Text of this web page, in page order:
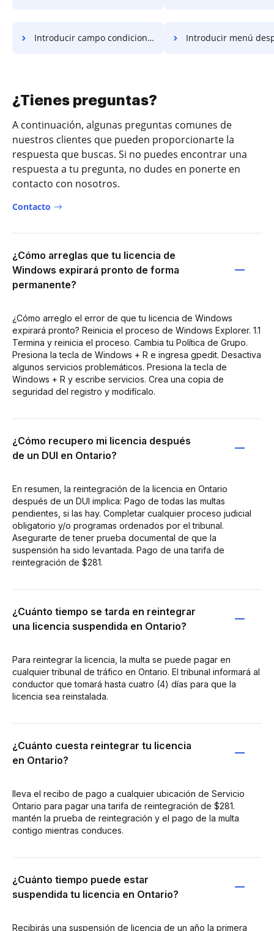
Introducir campo condicional papel Introducir menú
¿Tienes preguntas?
A continuación, algunas preguntas comunes de
nuestros clientes que pueden proporcionarte la
respuesta que buscas. Si no puedes encontrar una
respuesta a tu pregunta, no dudes en ponerte en
contacto con nosotros.
Contacto
¿Cómo arreglas que tu licencia de
Windows expirará pronto de forma
permanente?
¿Cómo arreglo el error de que tu licencia de Windows
expirará pronto? Reinicia el proceso de Windows Explorer. 1.1
Termina y reinicia el proceso. Cambia tu Política de Grupo.
Presiona la tecla de Windows + R e ingresa gpedit. Desactiva
algunos servicios problemáticos. Presiona la tecla de
Windows + R y escribe servicios. Crea una copia de
seguridad del registro y modifícalo.
¿Cómo recupero mi licencia después
de un DUI en Ontario?
En resumen, la reintegración de la licencia en Ontario
después de un DUI implica: Pago de todas las multas
pendientes, si las hay. Completar cualquier proceso judicial
obligatorio y/o programas ordenados por el tribunal.
Asegurarte de tener prueba documental de que la
suspensión ha sido levantada. Pago de una tarifa de
reintegración de $281.
¿Cuánto tiempo se tarda en reintegrar
una licencia suspendida en Ontario?
Para reintegrar la licencia, la multa se puede pagar en
cualquier tribunal de tráfico en Ontario. El tribunal informará al
conductor que tomará hasta cuatro (4) días para que la
licencia sea reinstalada.
¿Cuánto cuesta reintegrar tu licencia
en Ontario?
lleva el recibo de pago a cualquier ubicación de Servicio
Ontario para pagar una tarifa de reintegración de $281.
mantén la prueba de reintegración y el pago de la multa
contigo mientras conduces.
¿Cuánto tiempo puede estar
suspendida tu licencia en Ontario?
Recibirás una suspensión de licencia de un año la primera